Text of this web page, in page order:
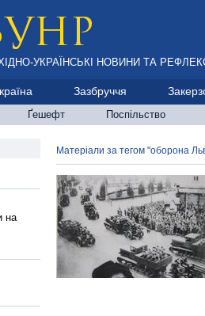
УКРАЇНСЬКІ НОВИНИ ТА
Зазбруччя
Ґешефт Поспільство
на
Матеріали за тегом "оборона